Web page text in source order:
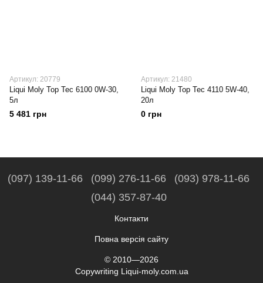
Артикул: 20779
Liqui Moly Top Tec 6100 0W-30,
5л
5 481 грн
Артикул: 21480
Liqui Moly Top Tec 4110 5W-40,
20л
0 грн
(097) 139-11-66 (099) 276-11-66
(093) 978-11-66
(044) 357-87-40
Контакти
Повна версія сайту
© 2010—2026
Copywriting Liqui-moly.com.ua